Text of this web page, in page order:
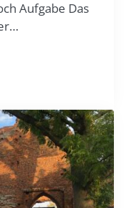
Aufgabe Das